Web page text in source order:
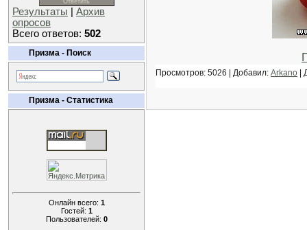
Результаты
Архив
опросов
Всего ответов: 502
Призма - Поиск
Призма - Статистика
Онлайн всего: 1
Гостей: 1
Пользователей: 0
Просмотров: 5026 | Добавил: Arkano |